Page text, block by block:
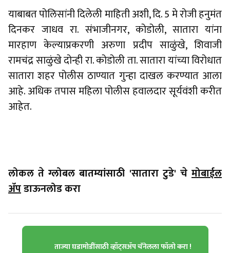
याबाबत पोलिसांनी दिलेली माहिती अशी, दि. 5 मे रोजी हनुमंत
दिनकर जाधव रा. संभाजीनगर, कोडोली, सातारा यांना
मारहाण केल्याप्रकरणी अरुणा प्रदीप साळुंखे, शिवाजी
रामचंद्र साळुंखे दोन्ही रा. कोडोली ता. सातारा यांच्या विरोधात
सातारा शहर पोलीस ठाण्यात गुन्हा दाखल करण्यात आला
आहे. अधिक तपास महिला पोलीस हवालदार सूर्यवंशी करीत
आहेत.
लोकल ते ग्लोबल बातम्यांसाठी 'सातारा टुडे' चे मोबाईल
ॲपडाऊनलोड करा
ताज्या घडामोडींसाठी व्हॉट्सॲप चॅनेलला फॉलो करा !